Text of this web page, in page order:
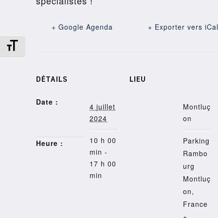
Changer la taille de la police
+ Google Agenda + Exporter vers
DÉTAILS
Date :
4 juillet
2024
Heure :
10 h 00
min -
17 h 00
min
LIEU
Montluç
on
Parking
Rambo
urg
Montluç
on,
France